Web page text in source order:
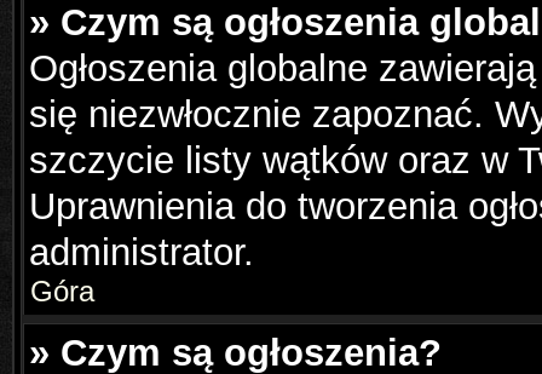
» Czym są ogłoszenia
Ogłoszenia globalne
się niezwłocznie zapoznać.
szczycie listy wątków oraz w
Uprawnienia do tworzenia
administrator.
Góra
» Czym są ogłoszenia?